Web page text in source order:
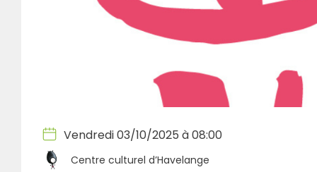
Vendredi 03/10/2025 à 08:00
Centre culturel d’Havelange